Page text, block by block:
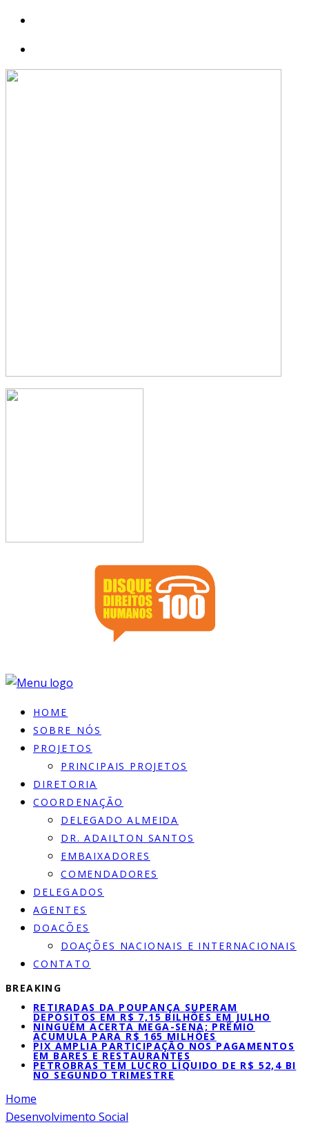
HOME
SOBRE NÓS
PROJETOS
PRINCIPAIS PROJETOS
DIRETORIA
COORDENAÇÃO
DELEGADO ALMEIDA
DR. ADAILTON SANTOS
EMBAIXADORES
COMENDADORES
DELEGADOS
AGENTES
DOACÕES
DOAÇÕES NACIONAIS E INTERNACIONAIS
CONTATO
BREAKING
RETIRADAS DA POUPANÇA SUPERAM
DEPÓSITOS EM R$ 7,15 BILHÕES EM JULHO
NINGUÉM ACERTA MEGA-SENA; PRÊMIO
ACUMULA PARA R$ 165 MILHÕES
PIX AMPLIA PARTICIPAÇÃO NOS PAGAMENTOS
EM BARES E RESTAURANTES
PETROBRAS TEM LUCRO LÍQUIDO DE R$ 52,4 BI
NO SEGUNDO TRIMESTRE
Home
Desenvolvimento Social